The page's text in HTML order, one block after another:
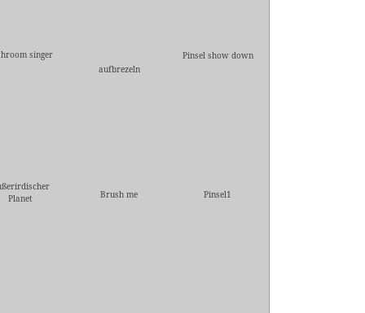
singer
aufbrezeln
Pinsel show down
Planet
Brush me Pinsel1